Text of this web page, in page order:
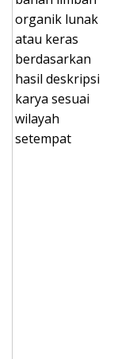
organik lunak
atau keras
berdasarkan
hasil deskripsi
karya sesuai
wilayah
setempat